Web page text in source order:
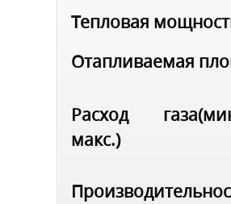
Тепловая
Отапливаемая
Расход
макс.)